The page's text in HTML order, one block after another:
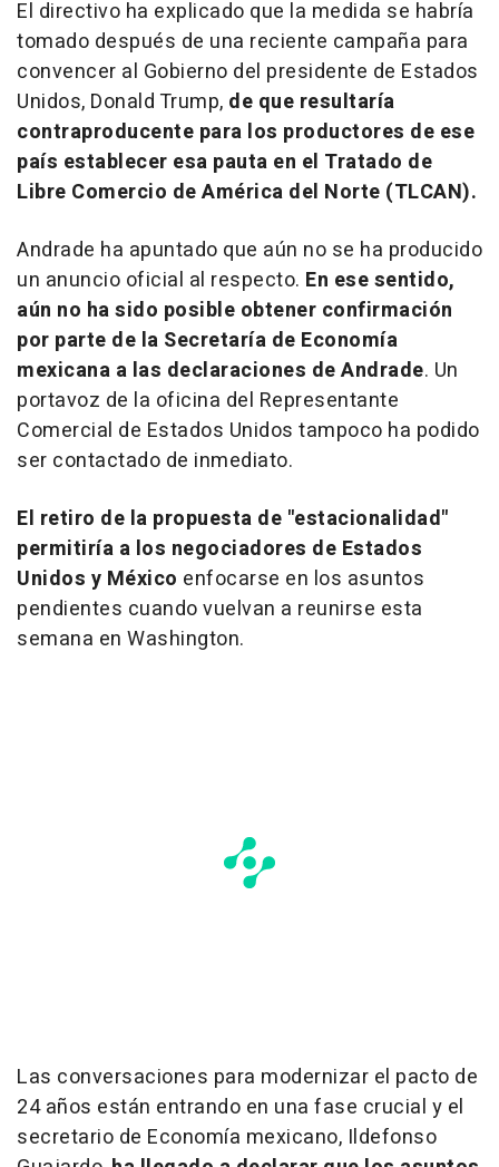
El directivo ha explicado que la medida se habría
tomado después de una reciente campaña para
convencer al Gobierno del presidente de Estados
Unidos, Donald Trump, de que resultaría
contraproducente para los productores de ese
país establecer esa pauta en el Tratado de
Libre Comercio de América del Norte (TLCAN).
Andrade ha apuntado que aún no se ha producido
un anuncio oficial al respecto. En ese sentido,
aún no ha sido posible obtener confirmación
por parte de la Secretaría de Economía
mexicana a las declaraciones de Andrade. Un
portavoz de la oficina del Representante
Comercial de Estados Unidos tampoco ha podido
ser contactado de inmediato.
El retiro de la propuesta de "estacionalidad"
permitiría a los negociadores de Estados
Unidos y México enfocarse en los asuntos
pendientes cuando vuelvan a reunirse esta
semana en Washington.
Las conversaciones para modernizar el pacto de
24 años están entrando en una fase crucial y el
secretario de Economía mexicano, Ildefonso